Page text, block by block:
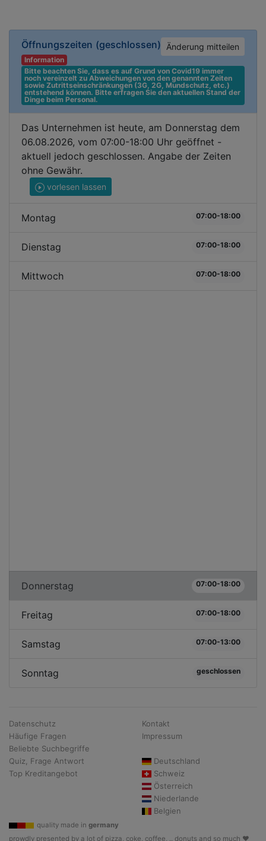
Öffnungszeiten (geschlossen) Änderung mitteilen
Information
Bitte beachten Sie, dass es auf Grund von Covid19 immer
noch vereinzelt zu Abweichungen von den genannten Zeiten
sowie Zutrittseinschränkungen (3G, 2G, Mundschutz, etc.)
entstehend können. Bitte erfragen Sie den aktuellen Stand der
Dinge beim Personal.
Das Unternehmen ist heute, am Donnerstag dem
06.08.2026, vom 07:00-18:00 Uhr geöffnet -
aktuell jedoch geschlossen. Angabe der Zeiten
ohne Gewähr.
vorlesen lassen
Montag 07:00-18:00
Dienstag 07:00-18:00
Mittwoch 07:00-18:00
Donnerstag 07:00-18:00
Freitag 07:00-18:00
Samstag 07:00-13:00
Sonntag geschlossen
Datenschutz
Häufige Fragen
Beliebte Suchbegriffe
Quiz, Frage Antwort
Top Kreditangebot
Kontakt
Impressum
Deutschland
Schweiz
Österreich
Niederlande
Belgien
quality made in germany
prowdly presented by a lot of pizza, coke, coffee, .. donuts and so much ♥